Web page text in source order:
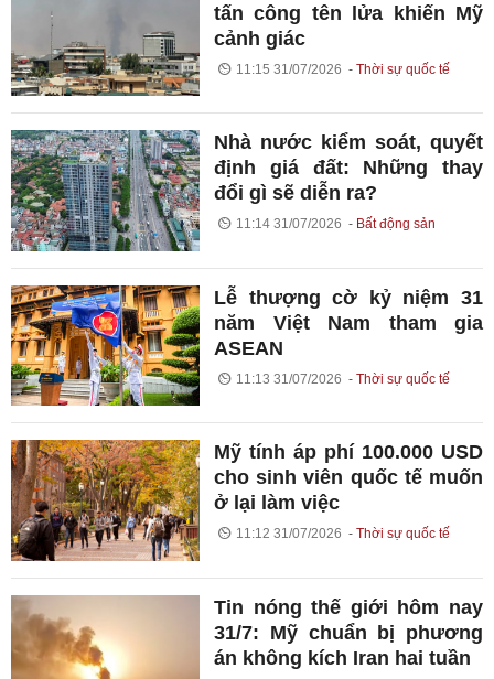
tấn công tên lửa khiến Mỹ
cảnh giác
11:15 31/07/2026 Thời sự quốc tế
Nhà nước kiểm soát, quyết
định giá đất: Những thay
đổi gì sẽ diễn ra?
11:14 31/07/2026 Bất động sản
Lễ thượng cờ kỷ niệm 31
năm Việt Nam tham gia
ASEAN
11:13 31/07/2026 Thời sự quốc tế
Mỹ tính áp phí 100.000 USD
cho sinh viên quốc tế muốn
ở lại làm việc
11:12 31/07/2026 Thời sự quốc tế
Tin nóng thế giới hôm nay
31/7: Mỹ chuẩn bị phương
án không kích Iran hai tuần